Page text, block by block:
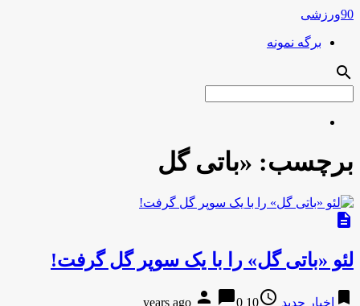
90ورزشی
برگه نمونه
search
برچسب: «باتی گل
description
لئو «باتی گل» را با یک سوپر گل گرفت!
bookmark اخبار جدید access_time
10 years ago
person chat_bubble0